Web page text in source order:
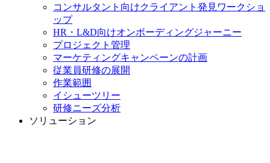
コンサルタント向けクライアント発見ワークショ
ップ
HR・L&D向けオンボーディングジャーニー
プロジェクト管理
マーケティングキャンペーンの計画
従業員研修の展開
作業範囲
イシューツリー
研修ニーズ分析
ソリューション